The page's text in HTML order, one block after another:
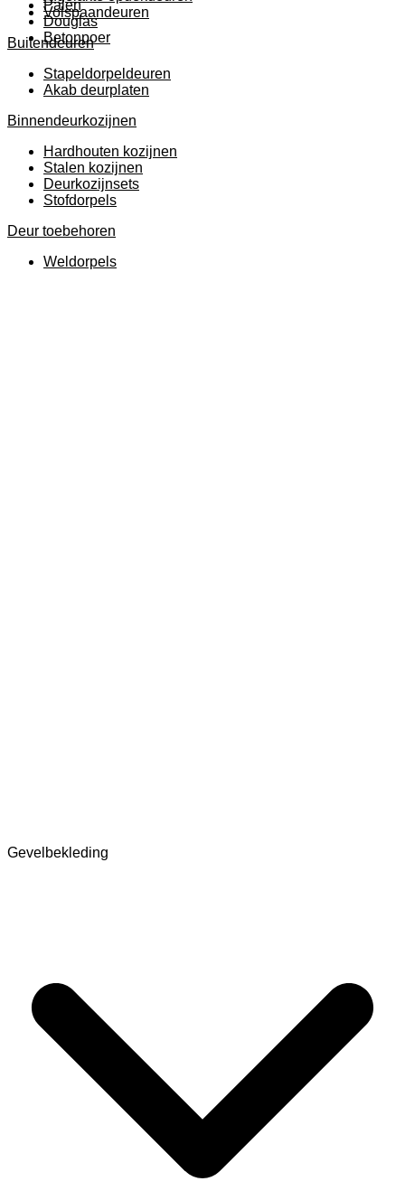
Palen
Douglas
Betonpoer
Volspaandeuren
Buitendeuren
Stapeldorpeldeuren
Akab deurplaten
Binnendeurkozijnen
Hardhouten kozijnen
Stalen kozijnen
Deurkozijnsets
Stofdorpels
Deur toebehoren
Weldorpels
Gevelbekleding